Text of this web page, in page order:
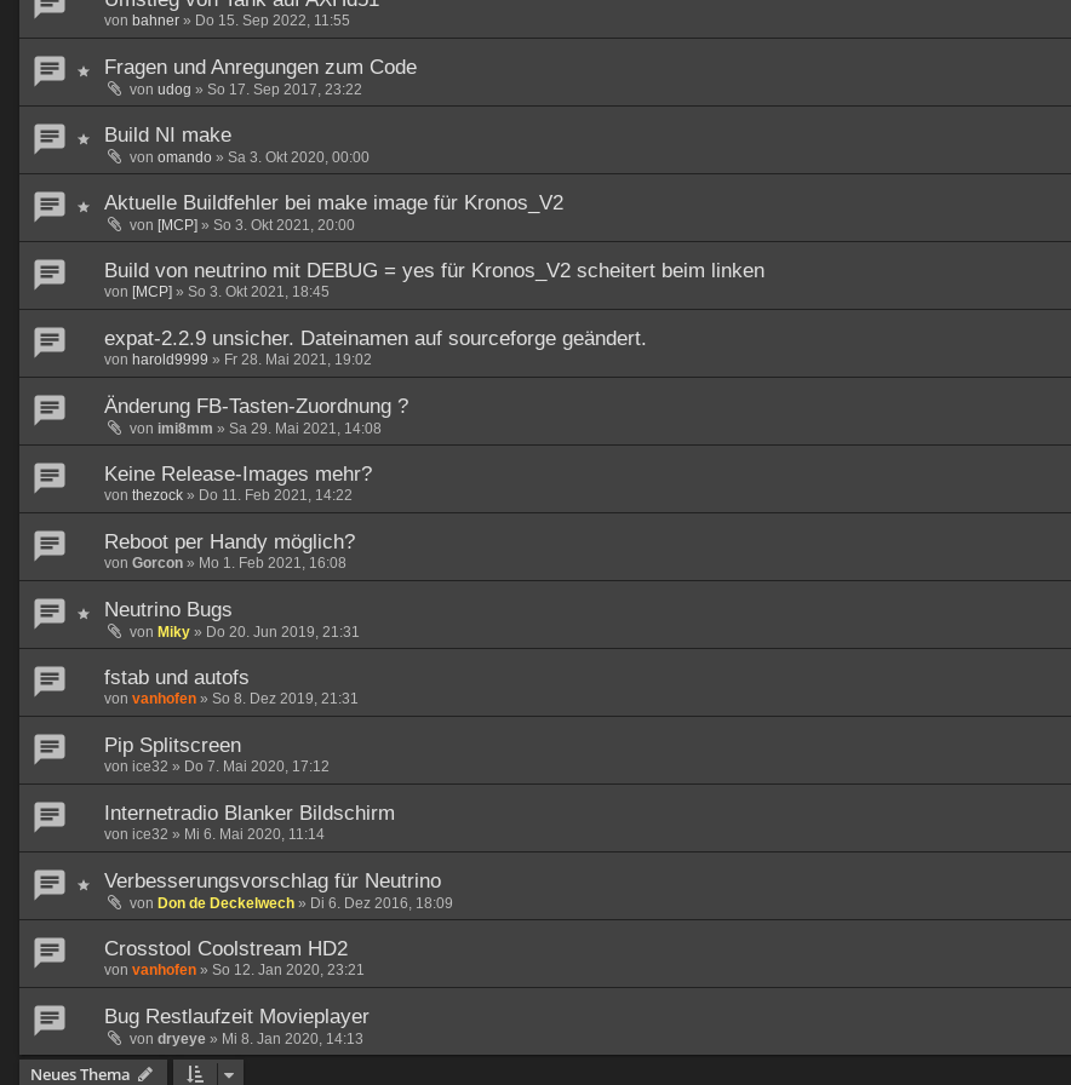
von bahner » Do 15. Sep 2022, 11:55
Fragen und Anregungen zum Code
von udog » So 17. Sep 2017, 23:22
Build NI make
von omando » Sa 3. Okt 2020, 00:00
Aktuelle Buildfehler bei make image für Kronos_V2
von [MCP] » So 3. Okt 2021, 20:00
Build von neutrino mit DEBUG = yes für Kronos_V2 scheitert beim linken
von [MCP] » So 3. Okt 2021, 18:45
expat-2.2.9 unsicher. Dateinamen auf sourceforge geändert.
von harold9999 » Fr 28. Mai 2021, 19:02
Änderung FB-Tasten-Zuordnung ?
von imi8mm » Sa 29. Mai 2021, 14:08
Keine Release-Images mehr?
von thezock » Do 11. Feb 2021, 14:22
Reboot per Handy möglich?
von Gorcon » Mo 1. Feb 2021, 16:08
Neutrino Bugs
von Miky » Do 20. Jun 2019, 21:31
fstab und autofs
von vanhofen » So 8. Dez 2019, 21:31
Pip Splitscreen
von ice32 » Do 7. Mai 2020, 17:12
Internetradio Blanker Bildschirm
von ice32 » Mi 6. Mai 2020, 11:14
Verbesserungsvorschlag für Neutrino
von Don de Deckelwech » Di 6. Dez 2016, 18:09
Crosstool Coolstream HD2
von vanhofen » So 12. Jan 2020, 23:21
Bug Restlaufzeit Movieplayer
von dryeye » Mi 8. Jan 2020, 14:13
Neues Thema